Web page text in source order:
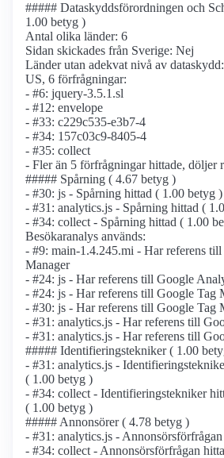
##### Dataskyddsförordningen och
1.00 betyg )
Antal olika länder: 6
Sidan skickades från Sverige: Nej
Länder utan adekvat nivå av dataskydd:
US, 6 förfrågningar:
- #6: jquery-3.5.1.sl
- #12: envelope
- #33: c229c535-e3b7-4
- #34: 157c03c9-8405-4
- #35: collect
- Fler än 5 förfrågningar hittade, döljer
##### Spårning ( 4.67 betyg )
- #30: js - Spårning hittad ( 1.00 betyg )
- #31: analytics.js - Spårning hittad (
- #34: collect - Spårning hittad ( 1.00
Besökaranalys används:
- #9: main-1.4.245.mi - Har referens
Manager
- #24: js - Har referens till Google
- #24: js - Har referens till Google Tag
- #30: js - Har referens till Google Tag
- #31: analytics.js - Har referens till
- #31: analytics.js - Har referens till
##### Identifierings­tekniker ( 1.00
- #31: analytics.js -
( 1.00 betyg )
- #34: collect - Identifierings­tekniker
( 1.00 betyg )
##### Annonsörer ( 4.78 betyg )
- #31: analytics.js -
- #34: collect - Annonsörs­förfrågan